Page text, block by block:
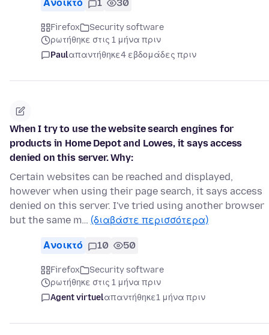
Ανοικτό 1 30
Firefox
Security software
ρωτήθηκε στις 1 μήνα πριν
Paulαπαντήθηκε4 εβδομάδες πριν
When I try to use the website search engines for
products in Home Depot and Lowes, it says access
denied on this server. Why:
Certain websites can be reached and displayed,
however when using their page search, it says access
denied on this server. I've tried using another browser
but the same m… (διαβάστε περισσότερα)
Ανοικτό 10 50
Firefox
Security software
ρωτήθηκε στις 1 μήνα πριν
Agent virtuelαπαντήθηκε1 μήνα πριν